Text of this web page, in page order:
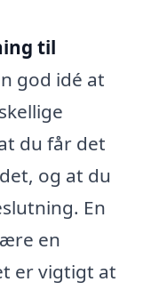
til
god idé at
du får det
og at du
En
en
er vigtigt at